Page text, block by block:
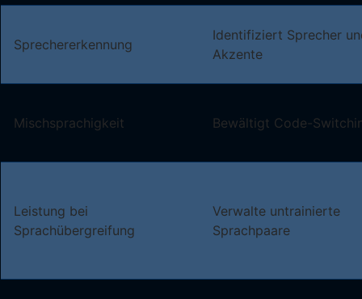
Sprechererkennung
Identifiziert Sprecher
Akzente
Mischsprachigkeit Bewältigt Code-
Leistung bei
Sprachübergreifung
Verwalte untrainierte
Sprachpaare